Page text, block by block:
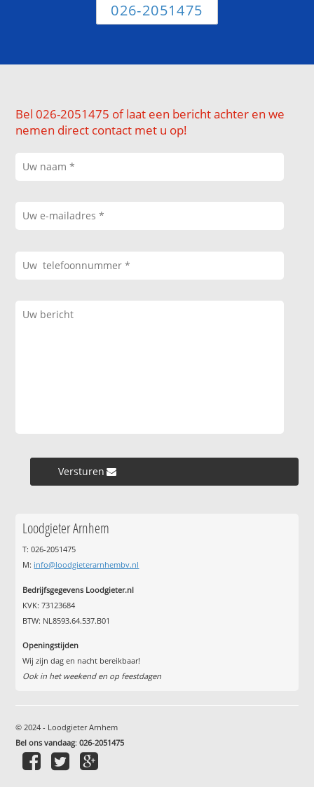
026-2051475
Bel 026-2051475 of laat een bericht achter en we
nemen direct contact met u op!
Versturen »
Loodgieter Arnhem
T: 026-2051475
M: info@loodgieterarnhembv.nl
Bedrijfsgegevens Loodgieter.nl
KVK: 73123684
BTW: NL8593.64.537.B01
Openingstijden
Wij zijn dag en nacht bereikbaar!
Ook in het weekend en op feestdagen
© 2024 - Loodgieter Arnhem
Bel ons vandaag:026-2051475